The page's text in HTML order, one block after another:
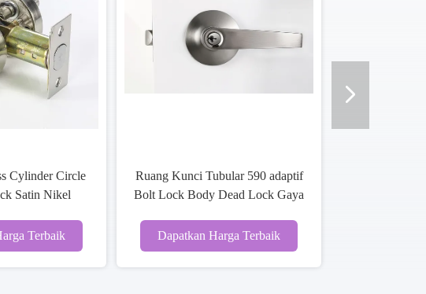
Kunci pintu tabung paduan seng
Keamanan tinggi 3 Kunci Kunci
Dapatkan Harga Terbaik
Kebijakan Privasi Komersial
Kunci Tubular Metal Door
Dapatkan Harga Terbaik